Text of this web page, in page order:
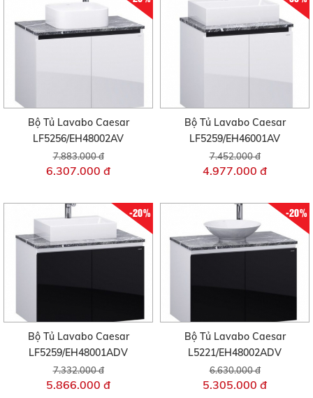
Bộ Tủ Lavabo Caesar
LF5256/EH48002AV
7.883.000 đ
6.307.000 đ
Bộ Tủ Lavabo Caesar
LF5259/EH46001AV
7.452.000 đ
4.977.000 đ
-20%
Bộ Tủ Lavabo Caesar
LF5259/EH48001ADV
7.332.000 đ
5.866.000 đ
-20%
Bộ Tủ Lavabo Caesar
L5221/EH48002ADV
6.630.000 đ
5.305.000 đ